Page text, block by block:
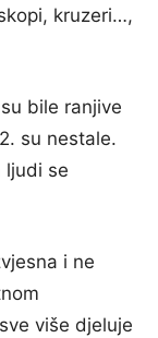
kruzeri…,
bile ranjive
su nestale.
ljudi se
i ne
više djeluje